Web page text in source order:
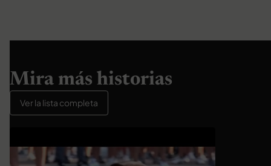
Mira más historias
Ver la lista completa